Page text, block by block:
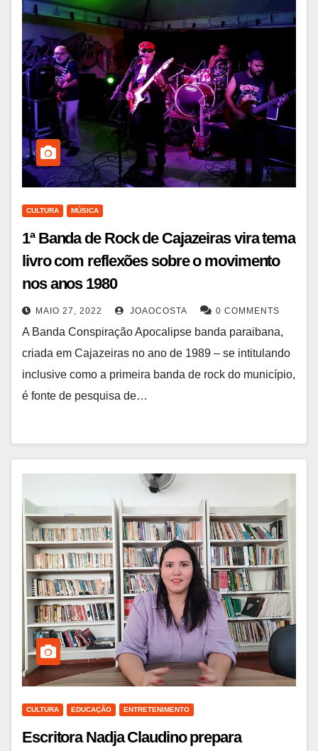
CULTURA MÚSICA
1ª Banda de Rock de Cajazeiras vira tema
livro com reflexões sobre o movimento
nos anos 1980
MAIO 27, 2022 JOAOCOSTA 0 COMMENTS
A Banda Conspiração Apocalipse banda paraibana,
criada em Cajazeiras no ano de 1989 – se intitulando
inclusive como a primeira banda de rock do município,
é fonte de pesquisa de…
CULTURA EDUCAÇÃO ENTRETENIMENTO
Escritora Nadja Claudino prepara